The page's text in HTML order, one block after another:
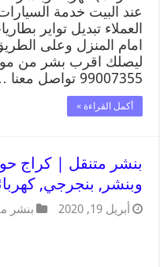
عند البيت خدمة
العملاء تبديل تواير
امام المنزل وعلى
ليصلك اقرب بشر من
99007355 تواصل معنا …
أكمل القراءة »
وبنشر, بنجرجي,
أبريل 19, 2020 بنشر